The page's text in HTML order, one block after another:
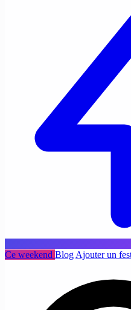
Ce weekend Blog Ajouter un